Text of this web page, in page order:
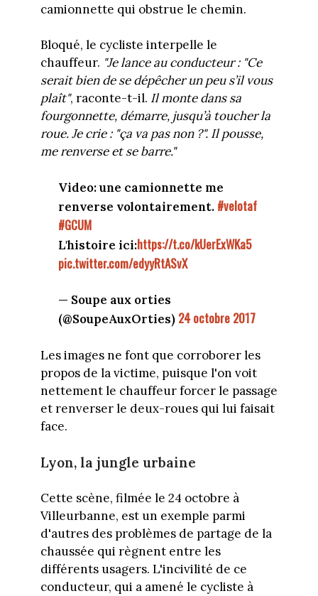
camionnette qui obstrue le chemin.
Bloqué, le cycliste interpelle le
chauffeur. "Je lance au conducteur : "Ce
serait bien de se dépêcher un peu s’il vous
plaît", raconte-t-il. Il monte dans sa
fourgonnette, démarre, jusqu’à toucher la
roue. Je crie : "ça va pas non ?". Il pousse,
me renverse et se barre."
Video: une camionnette me
renverse volontairement. #velotaf
#GCUM
L'histoire ici:https://t.co/kUerExWKa5
pic.twitter.com/edyyRtASvX
— Soupe aux orties
(@SoupeAuxOrties) 24 octobre 2017
Les images ne font que corroborer les
propos de la victime, puisque l'on voit
nettement le chauffeur forcer le passage
et renverser le deux-roues qui lui faisait
face.
Lyon, la jungle urbaine
Cette scène, filmée le 24 octobre à
Villeurbanne, est un exemple parmi
d'autres des problèmes de partage de la
chaussée qui règnent entre les
différents usagers. L'incivilité de ce
conducteur, qui a amené le cycliste à